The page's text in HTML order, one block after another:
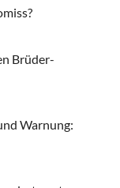
Brüder-
Warnung: